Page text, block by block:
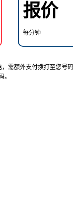
报价
每分钟
需额外支付拨打至您号
。